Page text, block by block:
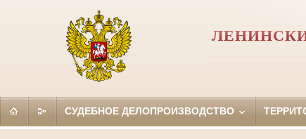
СУДЕБНОЕ ДЕЛОПРОИЗВОДСТВО